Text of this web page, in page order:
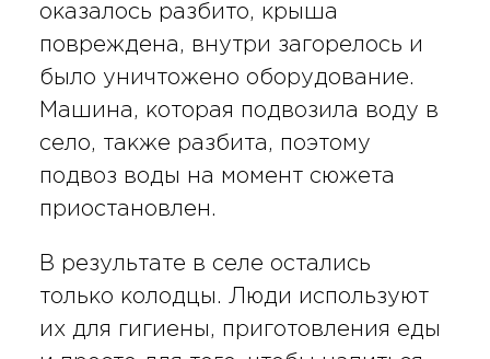
оказалось разбито, крыша
повреждена, внутри загорелось и
было уничтожено оборудование.
Машина, которая подвозила воду в
село, также разбита, поэтому
подвоз воды на момент сюжета
приостановлен.
В результате в селе остались
только колодцы. Люди используют
их для гигиены, приготовления еды